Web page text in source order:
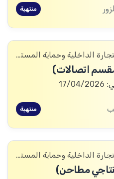
منتهية
الإدارة العامة للتجارة الداخلية وحماية المستهلك
اتصالات)
منتهية
الإدارة العامة للتجارة الداخلية وحماية المستهلك
مطاحن)